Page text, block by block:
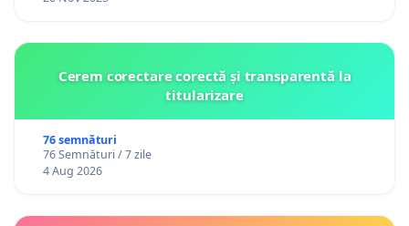
Cerem corectare corectă și transparentă la
titularizare
76 semnături
76 Semnături / 7 zile
4 Aug 2026